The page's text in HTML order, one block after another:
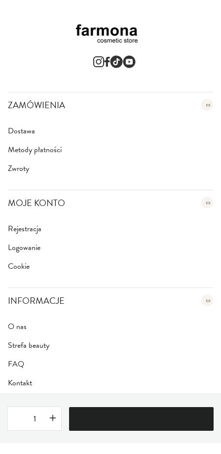
t
e
rZAMÓWIENIA
Dostawa
Metody płatności
Zwroty
MOJE KONTO
Rejestracja
Logowanie
Cookie
INFORMACJE
O nas
Strefa beauty
FAQ
Kontakt
Regulamin|Polityka Prywatności